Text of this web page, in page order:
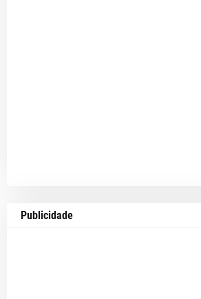
Publicidade